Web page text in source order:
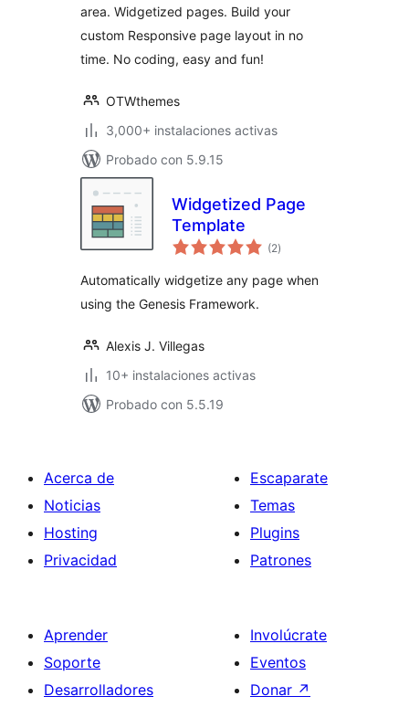
area. Widgetized pages. Build your
custom Responsive page layout in no
time. No coding, easy and fun!
OTWthemes
3,000+ instalaciones activas
Probado con 5.9.15
Widgetized Page
Template
(2total
de
)
Automatically widgetize any page when
using the Genesis Framework.
Alexis J. Villegas
10+ instalaciones activas
Probado con 5.5.19
Acerca de
Noticias
Hosting
Privacidad
Escaparate
Temas
Plugins
Patrones
Aprender
Soporte
Desarrolladores
Involúcrate
Eventos
Donar ↗